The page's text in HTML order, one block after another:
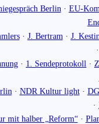
Berlin · EU-
· J. Bertram · J.
· 1. Sendeprotokoll ·
· NDR Kultur light·
·
mit halber „Reform“·